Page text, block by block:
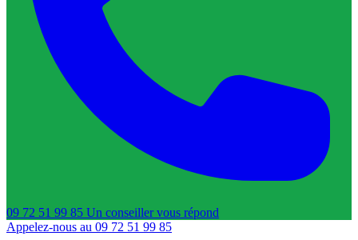
09 72 51 99 85 Un conseillervous répond
Appelez-nous au 09 72 51 99 85